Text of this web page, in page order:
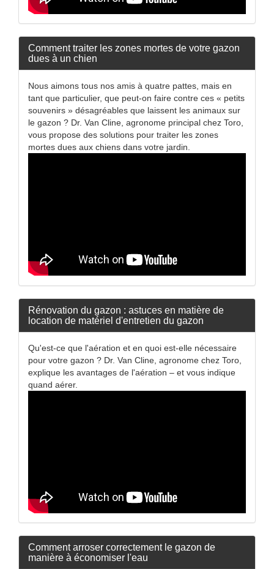
Comment traiter les zones mortes de votre gazon
dues à un chien
Nous aimons tous nos amis à quatre pattes, mais en
tant que particulier, que peut-on faire contre ces « petits
souvenirs » désagréables que laissent les animaux sur
le gazon ? Dr. Van Cline, agronome principal chez Toro,
vous propose des solutions pour traiter les zones
mortes dues aux chiens dans votre jardin.
Rénovation du gazon : astuces en matière de
location de matériel d'entretien du gazon
Qu'est-ce que l'aération et en quoi est-elle nécessaire
pour votre gazon ? Dr. Van Cline, agronome chez Toro,
explique les avantages de l'aération – et vous indique
quand aérer.
Comment arroser correctement le gazon de
manière à économiser l'eau